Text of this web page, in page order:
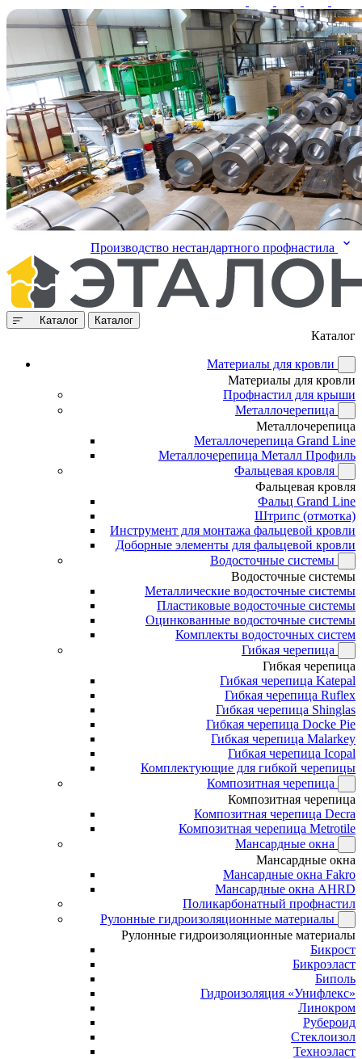
Производство нестандартного профнастила
Каталог Каталог
Каталог
Материалы для кровли
Материалы для кровли
Профнастил для крыши
Металлочерепица
Металлочерепица
Металлочерепица Grand Line
Металлочерепица Металл Профиль
Фальцевая кровля
Фальцевая кровля
Фальц Grand Line
Штрипс (отмотка)
Инструмент для монтажа фальцевой кровли
Доборные элементы для фальцевой кровли
Водосточные системы
Водосточные системы
Металлические водосточные системы
Пластиковые водосточные системы
Оцинкованные водосточные системы
Комплекты водосточных систем
Гибкая черепица
Гибкая черепица
Гибкая черепица Katepal
Гибкая черепица Ruflex
Гибкая черепица Shinglas
Гибкая черепица Docke Pie
Гибкая черепица Malarkey
Гибкая черепица Icopal
Комплектующие для гибкой черепицы
Композитная черепица
Композитная черепица
Композитная черепица Decra
Композитная черепица Metrotile
Мансардные окна
Мансардные окна
Мансардные окна Fakro
Мансардные окна AHRD
Поликарбонатный профнастил
Рулонные гидроизоляционные материалы
Рулонные гидроизоляционные материалы
Бикрост
Бикроэласт
Биполь
Гидроизоляция «Унифлекс»
Линокром
Рубероид
Стеклоизол
Техноэласт